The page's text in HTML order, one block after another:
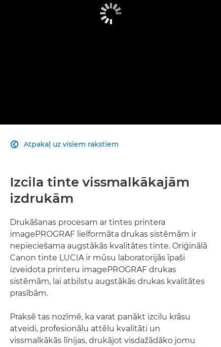
Atpakaļ uz visiem rakstiem

Izcila tinte vissmalkākajām
izdrukām
Drukāšanas procesam ar tintes printera
imagePROGRAF lielformāta drukas sistēmām ir
nepieciešama augstākās kvalitātes tinte. Oriģinālā
Canon tinte LUCIA ir mūsu laboratorijās īpaši
izveidota printeru imagePROGRAF drukas
sistēmām, lai atbilstu augstākās drukas kvalitātes
prasībām.
Praksē tas nozīmē, ka varat panākt izcilu krāsu
atveidi, profesionālu attēlu kvalitāti un
vissmalkākās līnijas, drukājot visdažādāko jomu